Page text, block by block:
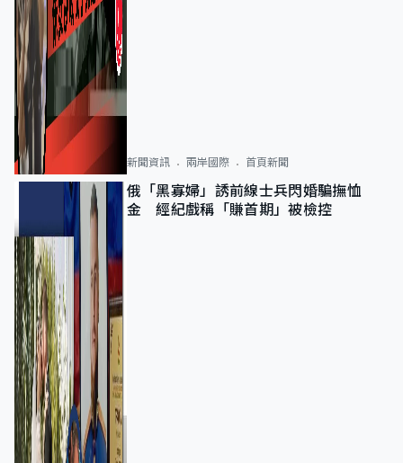
新聞資訊 兩岸國際 首頁新聞
俄「黑寡婦」誘前線士兵閃婚騙撫恤
金 經紀戲稱「賺首期」被檢控